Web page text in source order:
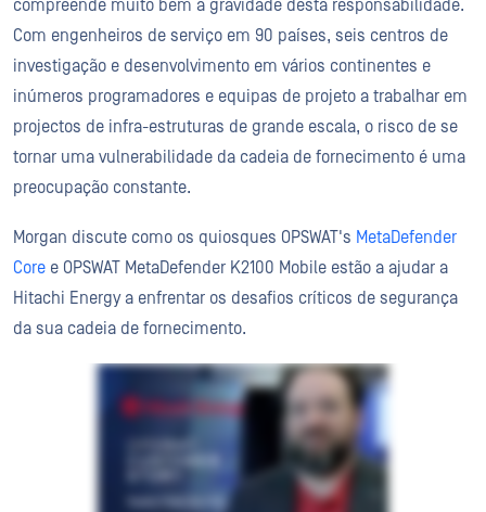
compreende muito bem a gravidade desta responsabilidade.
Com engenheiros de serviço em 90 países, seis centros de
investigação e desenvolvimento em vários continentes e
inúmeros programadores e equipas de projeto a trabalhar em
projectos de infra-estruturas de grande escala, o risco de se
tornar uma vulnerabilidade da cadeia de fornecimento é uma
preocupação constante.
Morgan discute como os quiosques OPSWAT's MetaDefender
Core e OPSWAT MetaDefender K2100 Mobile estão a ajudar a
Hitachi Energy a enfrentar os desafios críticos de segurança
da sua cadeia de fornecimento.